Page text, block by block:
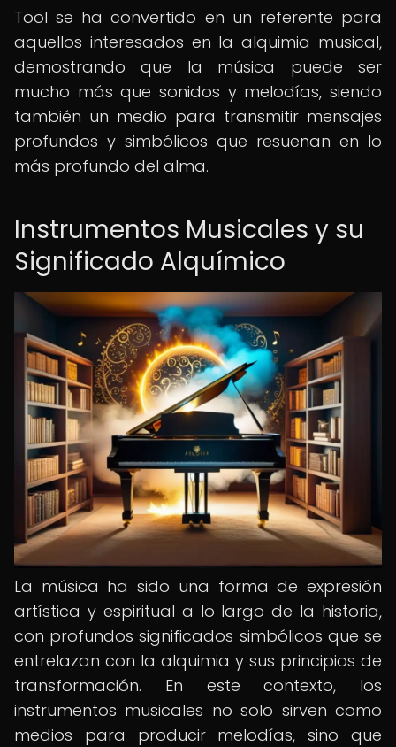
Tool se ha convertido en un referente para
aquellos interesados en la alquimia musical,
demostrando que la música puede ser
mucho más que sonidos y melodías, siendo
también un medio para transmitir mensajes
profundos y simbólicos que resuenan en lo
más profundo del alma.
Instrumentos Musicales y su
Significado Alquímico
La música ha sido una forma de expresión
artística y espiritual a lo largo de la historia,
con profundos significados simbólicos que se
entrelazan con la alquimia y sus principios de
transformación. En este contexto, los
instrumentos musicales no solo sirven como
medios para producir melodías, sino que